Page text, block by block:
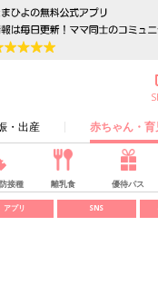
・出産 赤ちゃん・育
接種 離乳食 優待パス
アプリ SNS